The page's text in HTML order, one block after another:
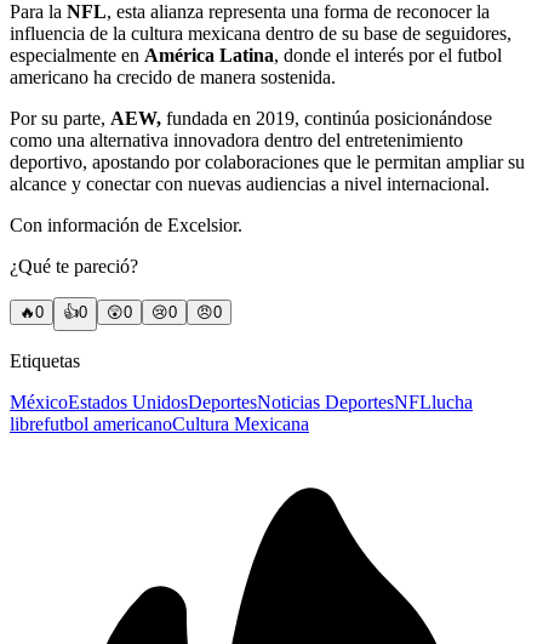
Para la NFL, esta alianza representa una forma de reconocer la
influencia de la cultura mexicana dentro de su base de seguidores,
especialmente en América Latina, donde el interés por el futbol
americano ha crecido de manera sostenida.
Por su parte, AEW, fundada en 2019, continúa posicionándose
como una alternativa innovadora dentro del entretenimiento
deportivo, apostando por colaboraciones que le permitan ampliar su
alcance y conectar con nuevas audiencias a nivel internacional.
Con información de Excelsior.
¿Qué te pareció?
🔥0 👍0 😲0 😢0 😠0
Etiquetas
MéxicoEstados UnidosDeportesNoticias DeportesNFLlucha
librefutbol americanoCultura Mexicana